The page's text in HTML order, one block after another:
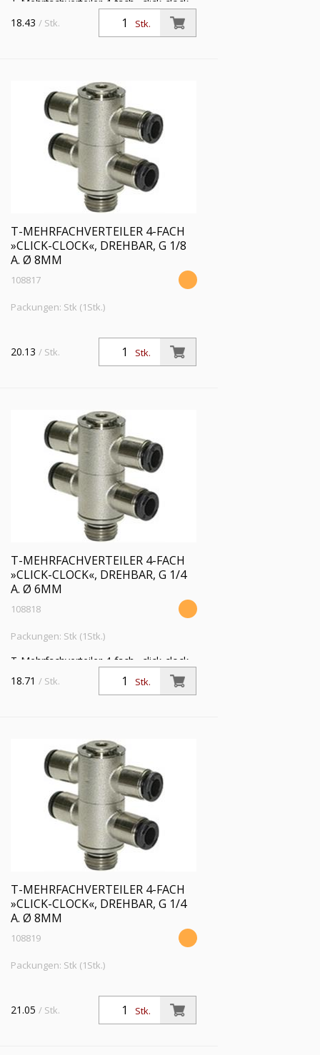
drehbar, G 1/8 a., für Schlauch-Außen-Ø
6 mm, Arbeitsdruck max. 16 bar,
Stk.
18.43 / Stk.
T-MEHRFACHVERTEILER 4-FACH
»CLICK-CLOCK«, DREHBAR, G 1/8
A. Ø 8MM
108817
Packungen: Stk (1Stk.)
Stk.
20.13 / Stk.
T-MEHRFACHVERTEILER 4-FACH
»CLICK-CLOCK«, DREHBAR, G 1/4
A. Ø 6MM
108818
Packungen: Stk (1Stk.)
T-Mehrfachverteiler 4-fach »click-clock«,
drehbar, G 1/4 a., für Schlauch-Außen-Ø
6 mm, Arbeitsdruck max. 16 bar,
Stk.
18.71 / Stk.
T-MEHRFACHVERTEILER 4-FACH
»CLICK-CLOCK«, DREHBAR, G 1/4
A. Ø 8MM
108819
Packungen: Stk (1Stk.)
Stk.
21.05 / Stk.